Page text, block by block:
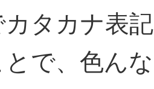
カタカナ表
とで、色ん